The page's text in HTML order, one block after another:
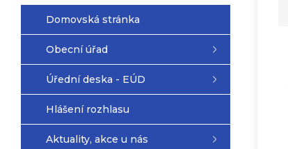
Domovská stránka
Obecní úřad
Úřední deska - EÚD
Hlášení rozhlasu
Aktuality, akce u nás